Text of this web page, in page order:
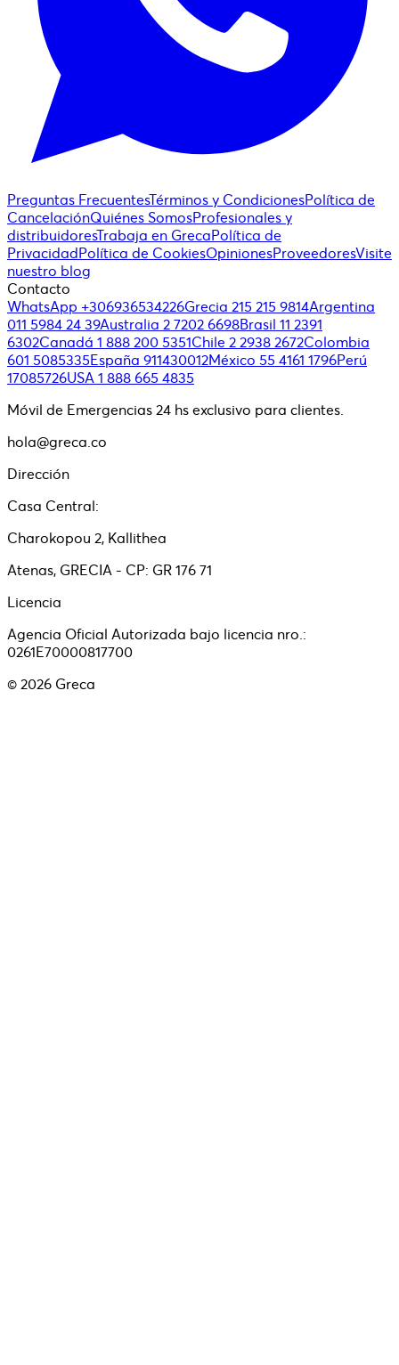
Preguntas FrecuentesTérminos y CondicionesPolítica de
CancelaciónQuiénes SomosProfesionales y
distribuidoresTrabaja en GrecaPolítica de
PrivacidadPolítica de CookiesOpinionesProveedoresVisite
nuestro blog
Contacto
WhatsApp +306936534226Grecia 215 215 9814Argentina
011 5984 24 39Australia 2 7202 6698Brasil 11 2391
6302Canadá 1 888 200 5351Chile 2 2938 2672Colombia
601 5085335España 911430012México 55 4161 1796Perú
17085726USA 1 888 665 4835
Móvil de Emergencias 24 hs exclusivo para clientes.
hola@greca.co
Dirección
Casa Central:
Charokopou 2, Kallithea
Atenas, GRECIA - CP: GR 176 71
Licencia
Agencia Oficial Autorizada bajo licencia nro.:
0261E70000817700
© 2026 Greca